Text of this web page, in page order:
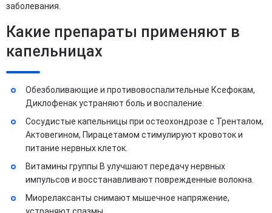
заболевания.
Какие препараты применяют в
капельницах
Обезболивающие и противовоспалительные Ксефокам,
Диклофенак устраняют боль и воспаление.
Сосудистые капельницы при остеохондрозе с Тренталом,
Актовегином, Пирацетамом стимулируют кровоток и
питание нервных клеток.
Витамины группы B улучшают передачу нервных
импульсов и восстанавливают поврежденные волокна.
Миорелаксанты снимают мышечное напряжение,